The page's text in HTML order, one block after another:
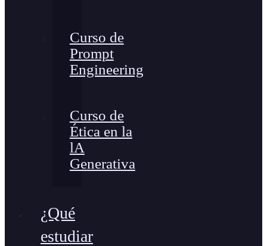
Curso de
Prompt
Engineering
Curso de
Ética en la
lA
Generativa
¿Qué
estudiar